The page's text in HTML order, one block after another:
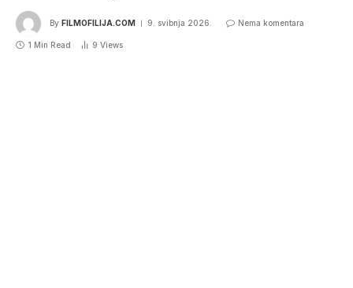
By FILMOFILIJA.COM 9. svibnja 2026. Nema komentara
1 Min Read 9 Views